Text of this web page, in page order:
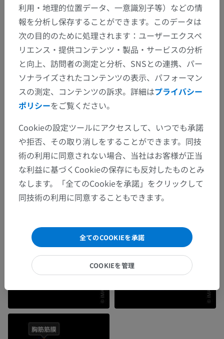
利用・地理的位置データ、一意識別子等）などの情
報を分析し保存することができます。このデータは
次の目的のために処理されます：ユーザーエクスペ
リエンス・提供コンテンツ・製品・サービスの分析
と向上、訪問者の測定と分析、SNSとの連携、パー
ソナライズされたコンテンツの表示、パフォーマン
スの測定、コンテンツの訴求。詳細はプライバシー
ポリシーをご覧ください。
Cookieの設定ツールにアクセスして、いつでも承諾
や拒否、その取り消しをすることができます。同技
術の利用に同意されない場合、当社はお客様が正当
な利益に基づくCookieの保存にも反対したものとみ
なします。「全てのCookieを承諾」をクリックして
同技術の利用に同意することもできます。
全てのCOOKIEを承諾
COOKIEを管理